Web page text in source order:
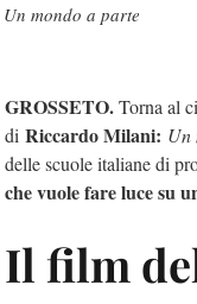
Un mondo a parte
GROSSETO.Torna al
di Riccardo Milani: Un
delle scuole italiane di
che vuole fare luce su
Il film